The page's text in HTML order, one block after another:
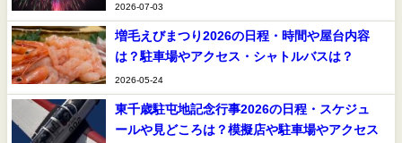
2026-07-03
増毛えびまつり2026の日程・時間や屋台内容
は？駐車場やアクセス・シャトルバスは？
2026-05-24
東千歳駐屯地記念行事2026の日程・スケジュ
ールや見どころは？模擬店や駐車場やアクセス